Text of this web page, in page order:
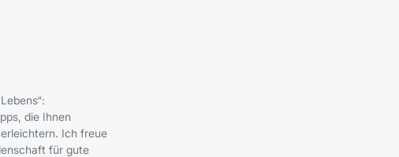
die Ihnen
Ich freue
für gute